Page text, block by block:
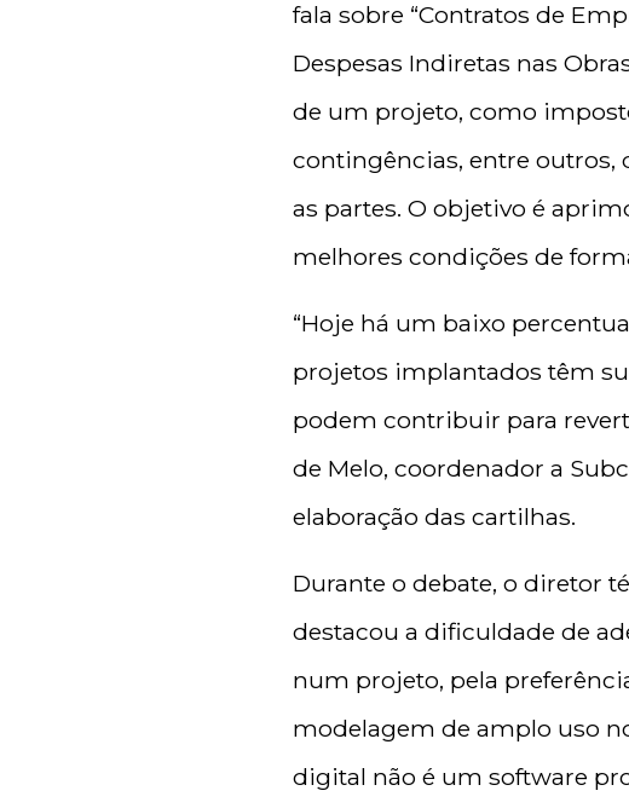
fala sobre “Contratos de
Despesas Indiretas nas
de um projeto, como
contingências, entre outros,
as partes. O objetivo é
melhores condições de
“Hoje há um baixo
projetos implantados têm
podem contribuir para
de Melo, coordenador a
elaboração das cartilhas.
Durante o debate, o diretor
destacou a dificuldade de
num projeto, pela
modelagem de amplo uso
digital não é um software